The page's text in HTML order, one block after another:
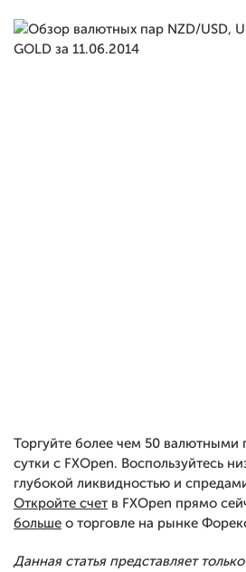
Торгуйте более чем 50 валютными
сутки с FXOpen. Воспользуйтесь
глубокой ликвидностью и
Откройте счет в FXOpen прямо
больше о торговле на рынке
Данная статья представляет